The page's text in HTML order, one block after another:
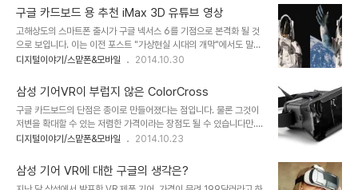
기도 합니다. 얼마 전 ..
는 것 정도는 기본적으로 가능하게 됩니다. 뭐~ 이미 스트릿뷰를 통해
서 또는 별도의 앱만 설치해도 가능한 일이긴 합니다. 이미지 출처:
www.engadget.com, www.dailymail.co.uk 합성 제가 기대
감을 갖는 건 HMD 장치를 활용한 가까운 미래의 오락실? 게임방? ^^
영화관의 4D 형태가 HMD장치와 결합하여 여가를 즐길 수 있는 공
www.vr-c..
구글 카드보드 용 추천 iMax 3D 유튜브 영상
고해상도의 스마트폰 출시가 구글 넥서스 6를 기점으로 본격화 될 것
으로 보입니다. 이는 이전 포스트 "가상현실 시대의 개막"에서도 말씀
드렸듯이 누구나 쉽게 가상현실을 체험할 수 있게 된다는 것을 의미하
원의 비용을 지불하지 않더라도 종이로 만든 1만원 안팎의 부담없는
구글 카드보드와 스마트폰만 있으면 해결될 일이니까요. 물론 느껴지
는 품질의 차이라고 하는 개인차는 조금 있을지 모르겠군요. 이렇게 간
단히 가상현실을 체험할 물리적인 준비가 완료되었다면 결국 결론은
얼마나 좋은 가상현실 컨텐츠를 확보하느냐가 관건이 되겠죠. 그래서
발행하듯 했었습니다. 여러 모로 많은 분들이 알..
디지털이야기/스맡폰&모바일 2014.10.30
삼성 기어VR이 부럽지 않은 ColorCross
구글 카드보드의 단점은 종이로 만들어졌다는 점입니다. 물론 그것이
저변을 확대할 수 있는 저렴한 가격이라는 장점도 될 수 있습니다만...
현재 종이로 된 복제품 구글 카드보드가 국내 온라인 쇼핑몰 등에서 판
함된 경우는 2만원 전후의 가격으로 판매되고 있습니다. 이정도 가격
을 감안할 때 플라스틱 재질로 된 구글 카드보드 제품이 우리돈 2만원
디지털이야기/스맡폰&모바일 2014.10.23
삼성 기어 VR에 대한 구글의 생각은?